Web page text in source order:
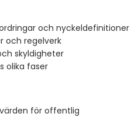
och nyckeldefinitioner
och regelverk
skyldigheter
olika faser
för offentlig